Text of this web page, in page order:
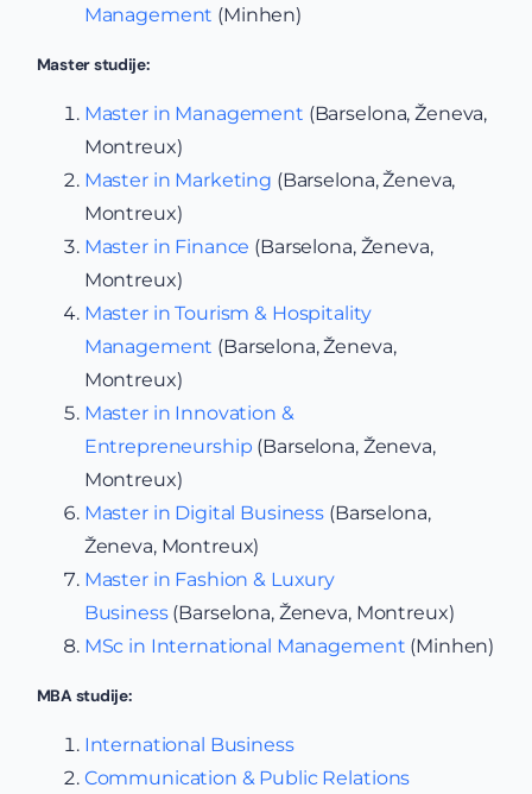
Management (Minhen)
Master studije:
Master in Management (Barselona, Ženeva,
Montreux)
Master in Marketing (Barselona, Ženeva,
Montreux)
Master in Finance (Barselona, Ženeva,
Montreux)
Master in Tourism & Hospitality
Management (Barselona, Ženeva,
Montreux)
Master in Innovation &
Entrepreneurship (Barselona, Ženeva,
Montreux)
Master in Digital Business (Barselona,
Ženeva, Montreux)
Master in Fashion & Luxury
Business(Barselona, Ženeva, Montreux)
MSc in International Management (Minhen)
MBA studije:
International Business
Communication & Public Relations